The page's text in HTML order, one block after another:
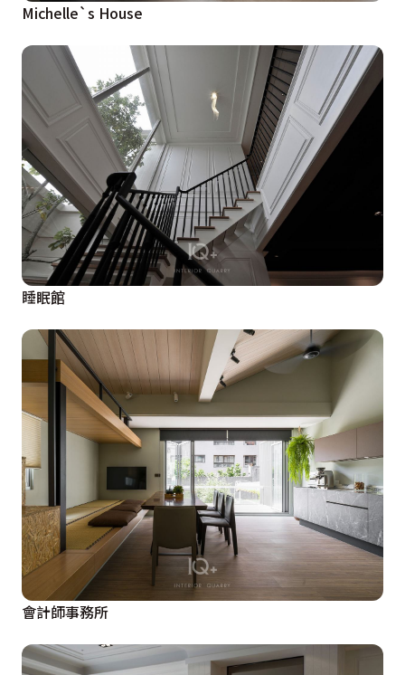
Michelle`s House
睡眠館
會計師事務所